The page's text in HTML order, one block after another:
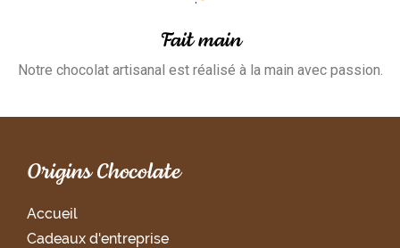
Fait main
Notre chocolat artisanal est réalisé à la main avec passion.
Origins Chocolate
Accueil
Cadeaux d'entreprise